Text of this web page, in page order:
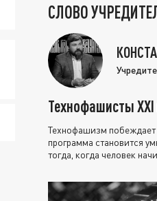
СЛОВО
Технофашисты XXI
Технофашизм побеждает
программа становится
тогда, когда человек